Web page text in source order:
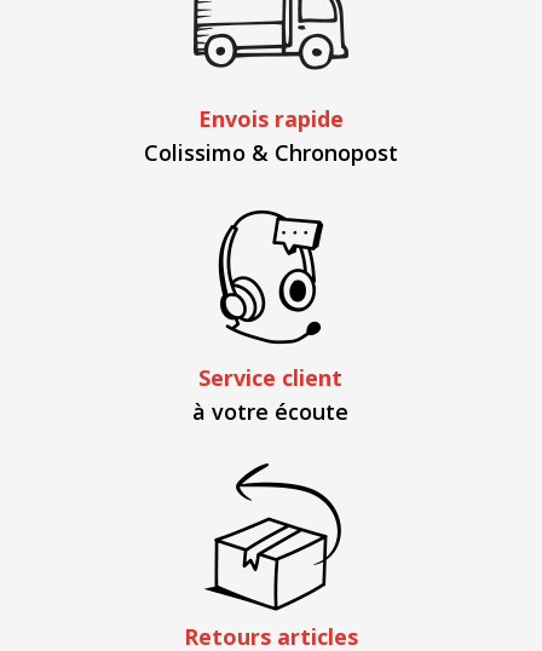
Envois rapide
Colissimo & Chronopost
Service client
à votre écoute
Retours articles